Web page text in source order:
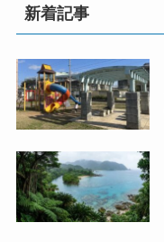
新着記事